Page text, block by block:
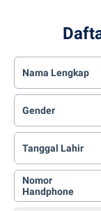
Nama Lengkap
Gender
Tanggal Lahir
Nomor
Handphone